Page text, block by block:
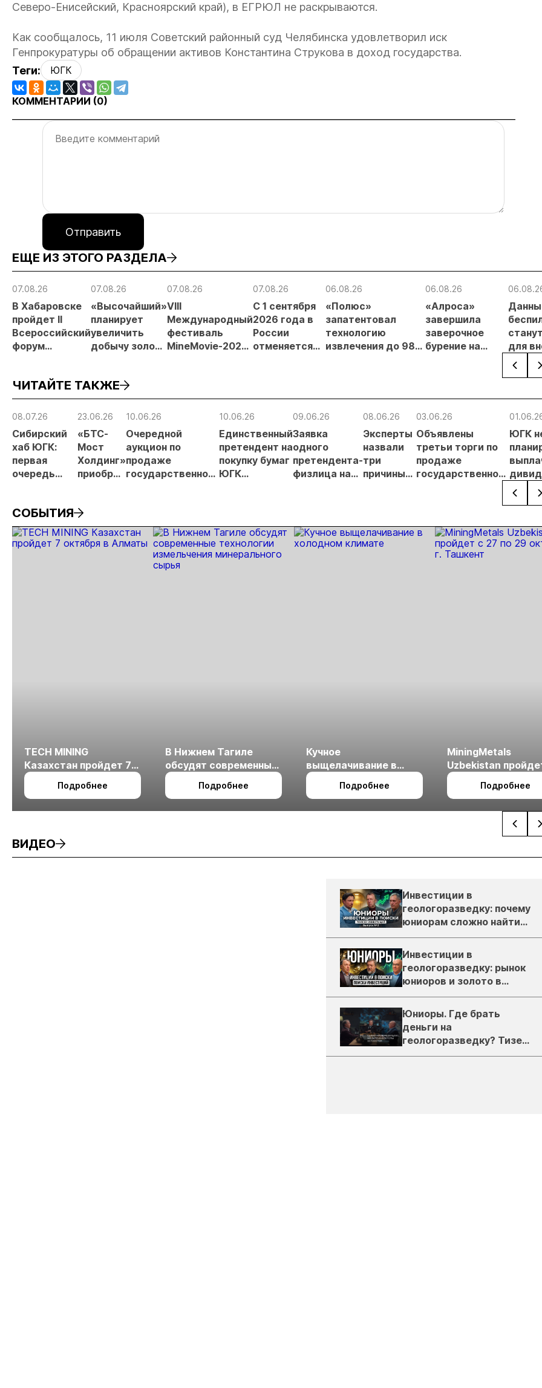
Северо-Енисейский, Красноярский край), в ЕГРЮЛ не раскрываются.
Как сообщалось, 11 июля Советский районный суд Челябинска удовлетворил иск
Генпрокуратуры об обращении активов Константина Струкова в доход государства.
Теги:
ЮГК
КОММЕНТАРИИ (0)
Отправить
ЕЩЕ ИЗ ЭТОГО РАЗДЕЛА
07.08.26
В Хабаровске
пройдет II
Всероссийский
форум
России»
07.08.26
«Высочайший»
планирует
увеличить
добычу золота
07.08.26
VIII
Международный
фестиваль
MineMovie-2026
07.08.26
С 1 сентября
2026 года в
России
отменяется
отраслевые
риски и
МСБ
06.08.26
«Полюс»
запатентовал
технологию
извлечения до 98%
06.08.26
«Алроса»
завершила
заверочное
бурение на
для
ЧИТАЙТЕ ТАКЖЕ
08.07.26
Сибирский
хаб ЮГК:
первая
очередь
выходит на
проектные
показатели
23.06.26
«БТС-
Мост
Холдинг»
приобрёл
93,2
млрд
рублей.
10.06.26
Очередной
аукцион по
продаже
государственного
10.06.26
Единственный
претендент на
покупку бумаг
ЮГК
действиях
09.06.26
Заявка
одного
претендента-
физлица на
отклонена
08.06.26
Эксперты
назвали
три
причины
03.06.26
Объявлены
третьи торги по
продаже
государственного
ЮГК
за
СОБЫТИЯ
TECH MINING
Казахстан пройдет 7
октября в Алматы
Подробнее
В Нижнем Тагиле
обсудят современные
технологии
измельчения
Подробнее
Кучное
выщелачивание в
холодном климате
Подробнее
MiningMetals
Uzbekistan
27 по 29 октября в
Ташкент
Подробнее
ВИДЕО
Инвестиции в
геологоразведку: почему
юниорам сложно найти
деньги
Инвестиции в
геологоразведку: рынок
юниоров и золото в
России
Юниоры. Где брать
деньги на
геологоразведку? Тизер
подкаста ЗиТ №1